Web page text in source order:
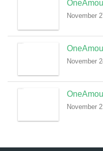
November
November
November